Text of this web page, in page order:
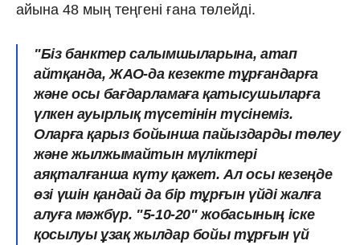
айына 48 мың теңгені ғана төлейді.
"Біз банктер салымшыларына, атап
айтқанда, ЖАО-да кезекте тұрғандарға
және осы бағдарламаға қатысушыларға
үлкен ауырлық түсетінін түсінеміз.
Оларға қарыз бойынша пайыздарды төлеу
және жылжымайтын мүліктері
аяқталғанша күту қажет. Ал осы кезеңде
өзі үшін қандай да бір тұрғын үйді жалға
алуға мәжбүр. "5-10-20" жобасының іске
қосылуы ұзақ жылдар бойы тұрғын үй